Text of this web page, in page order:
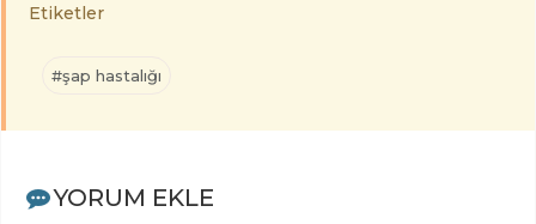
Etiketler
#şap hastalığı
YORUM EKLE